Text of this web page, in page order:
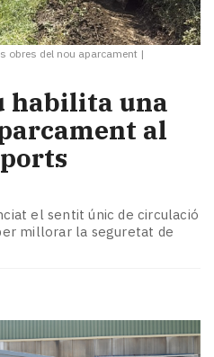
obres del nou aparcament |
habilita una
al
el sentit únic de circulació
millorar la seguretat de